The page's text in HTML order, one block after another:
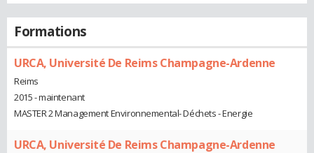
Formations
URCA, Université De Reims Champagne-Ardenne
Reims
2015 - maintenant
MASTER 2 Management Environnemental- Déchets - Energie
URCA, Université De Reims Champagne-Ardenne